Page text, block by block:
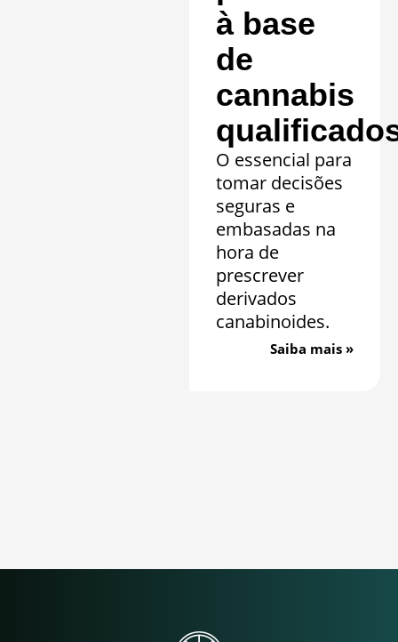
à base
de
cannabis
O essencial para
tomar decisões
seguras e
embasadas na
hora de
prescrever
derivados
canabinoides.
Saiba mais »